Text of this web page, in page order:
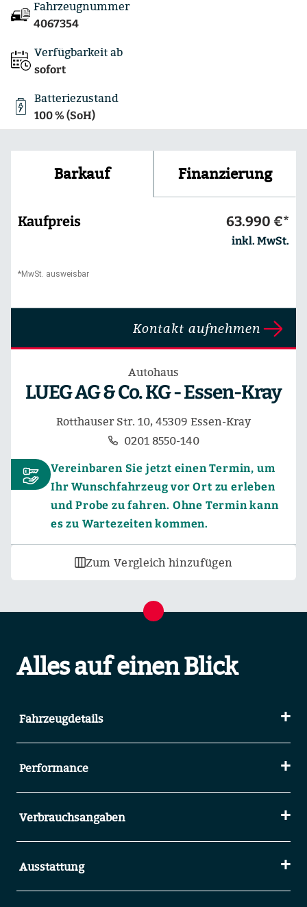
Fahrzeugnummer
4067354
Verfügbarkeit ab
sofort
Batteriezustand
100 % (SoH)
Barkauf Finanzierung
Kaufpreis 63.990 €*
inkl. MwSt.
*MwSt. ausweisbar
Kontakt aufnehmen
Autohaus
LUEG AG & Co. KG - Essen-Kray
Rotthauser Str. 10, 45309 Essen-Kray
0201 8550-140
Vereinbaren Sie jetzt einen Termin, um
Ihr Wunschfahrzeug vor Ort zu erleben
und Probe zu fahren. Ohne Termin kann
es zu Wartezeiten kommen.
Zum Vergleich hinzufügen
Alles auf einen Blick
Fahrzeugdetails
Performance
Verbrauchsangaben
Ausstattung